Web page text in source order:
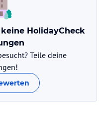
HolidayCheck
Teile deine